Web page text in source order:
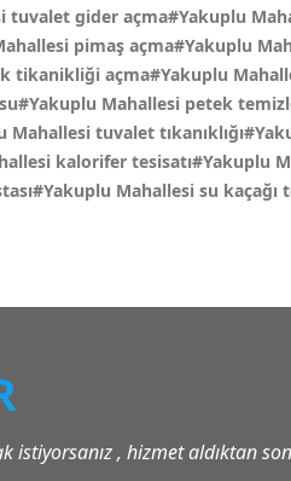
tuvalet gider açma#Yakuplu
pimaş açma#Yakuplu
tikanikliği açma#Yakuplu
Mahallesi petek
tuvalet
kalorifer tesisatı#Yakuplu
Mahallesi su kaçağı
istiyorsanız , hizmet aldıktan